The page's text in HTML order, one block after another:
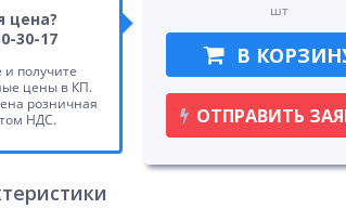
цена?
30-17
получите
цены в КП.
розничная
НДС.
шт
В
ОТПРАВИТЬ